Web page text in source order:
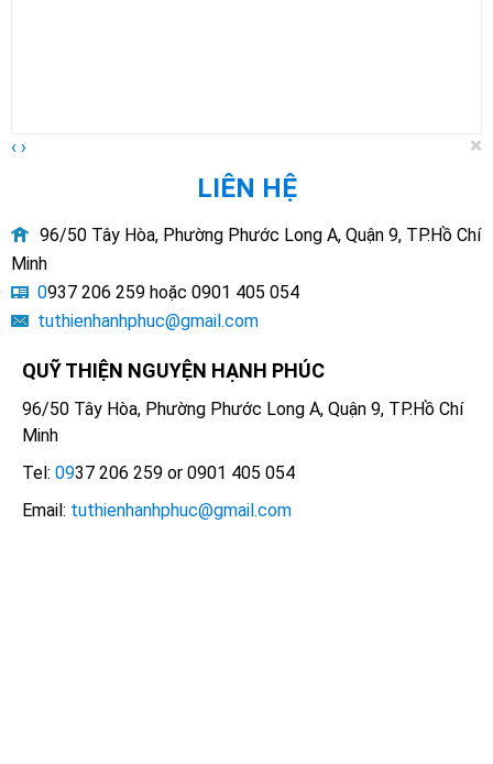
‹ › ×
LIÊN HỆ
96/50 Tây Hòa, Phường Phước Long A, Quận 9, TP.Hồ Chí
Minh
0937 206 259 hoặc 0901 405 054
tuthienhanhphuc@gmail.com
QUỸ THIỆN NGUYỆN HẠNH PHÚC
96/50 Tây Hòa, Phường Phước Long A, Quận 9, TP.Hồ Chí
Minh
Tel: 0937 206 259 or 0901 405 054
Email: tuthienhanhphuc@gmail.com